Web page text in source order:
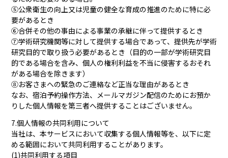
⑤公衆衛生の向上又は児童の健全な育成の推進のために特に必
要があるとき
⑥合併その他の事由による事業の承継に伴って提供するとき
⑦学術研究機関等に対して提供する場合であって、提供先が学術
研究目的で取り扱う必要があるとき（目的の一部が学術研究目
的である場合を含み、個人の権利利益を不当に侵害するおそれ
がある場合を除きます）
⑧お客さまへの緊急のご連絡など正当な理由があるとき
なお、宿泊予約操作方法、メールマガジン配信のためにお預か
りした個人情報を第三者へ提供することはございません。
7.個人情報の共同利用について
当社は、本サービスにおいて収集する個人情報等を、以下に定
める範囲において共同利用することがあります。
(1)共同利用する項目